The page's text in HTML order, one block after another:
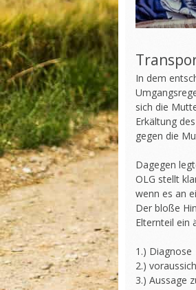
In dem
sich die
Erkältung
gegen die
Dagegen
OLG stellt
wenn es an
Der bloße
Elternteil ein
1.) Diagnose
2.)
3.) Aussage